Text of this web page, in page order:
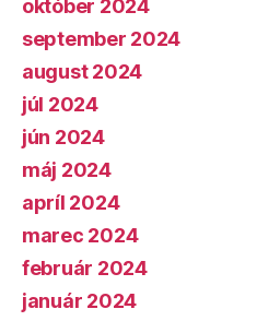
október 2024
september 2024
august 2024
júl 2024
jún 2024
máj 2024
apríl 2024
marec 2024
február 2024
január 2024